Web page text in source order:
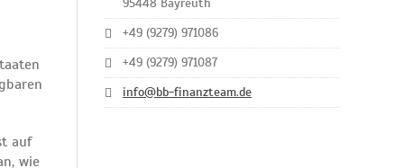
95448 Bayreuth
+49 (9279) 971086
+49 (9279) 971087
info@bb-finanzteam.de
auf
wie